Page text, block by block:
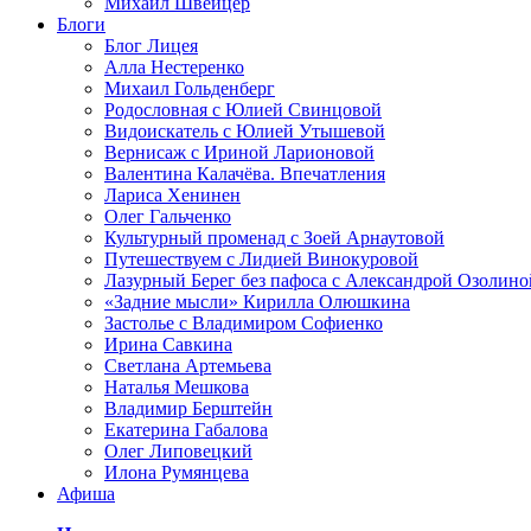
Блоги
Блог Лицея
Алла Нестеренко
Михаил Гольденберг
Родословная с Юлией Свинцовой
Видоискатель с Юлией Утышевой
Вернисаж с Ириной Ларионовой
Валентина Калачёва. Впечатления
Лариса Хенинен
Олег Гальченко
Культурный променад с Зоей Арнаутовой
Путешествуем с Лидией Винокуровой
Лазурный Берег без пафоса с Александрой
«Задние мысли» Кирилла Олюшкина
Застолье с Владимиром Софиенко
Ирина Савкина
Светлана Артемьева
Наталья Мешкова
Владимир Берштейн
Екатерина Габалова
Олег Липовецкий
Илона Румянцева
Афиша